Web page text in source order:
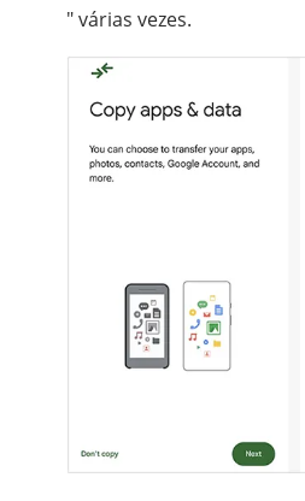
" várias vezes.